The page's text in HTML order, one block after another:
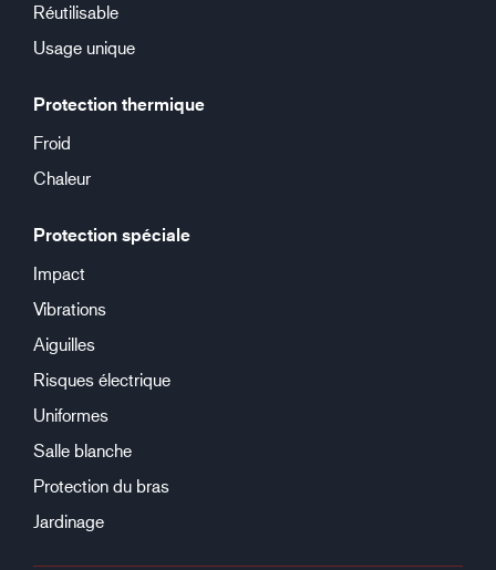
Réutilisable
Usage unique
Protection thermique
Froid
Chaleur
Protection spéciale
Impact
Vibrations
Aiguilles
Risques électrique
Uniformes
Salle blanche
Protection du bras
Jardinage